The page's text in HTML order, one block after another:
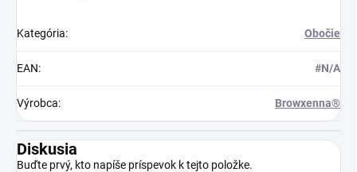
Kategória: Obočie
EAN: #N/A
Výrobca: Browxenna®
Diskusia
Buďte prvý, kto napíše príspevok k tejto položke.